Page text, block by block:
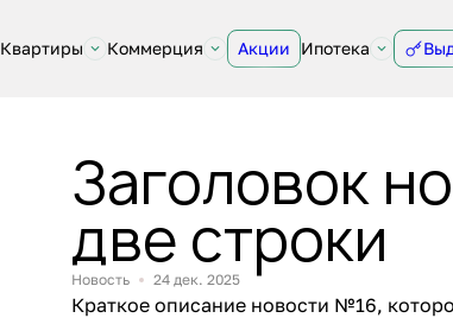
Квартиры Коммерция Акции Ипотека
Заголовок
две строки
Новость 24 дек. 2025
Краткое описание новости №16,